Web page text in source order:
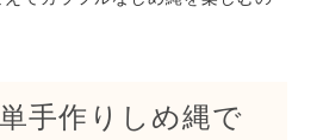
手作りしめ縄で